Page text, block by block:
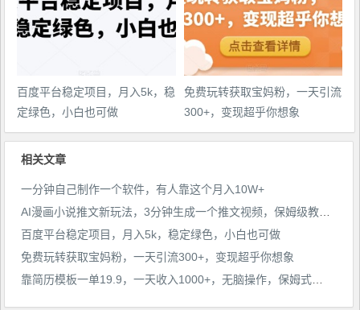
百度平台稳定项目，月入5k，稳
定绿色，小白也可做
免费玩转获取宝妈粉，一天引流
300+，变现超乎你想象
相关文章
一分钟自己制作一个软件，有人靠这个月入10W+
百度平台稳定项目，月入5k，稳定绿色，小白也可做
免费玩转获取宝妈粉，一天引流300+，变现超乎你想象